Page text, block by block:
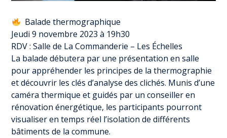
Balade thermographique
Jeudi 9 novembre 2023 à 19h30
RDV : Salle de La Commanderie – Les Échelles
La balade débutera par une présentation en salle
pour appréhender les principes de la thermographie
et découvrir les clés d’analyse des clichés. Munis d’une
caméra thermique et guidés par un conseiller en
rénovation énergétique, les participants pourront
visualiser en temps réel l’isolation de différents
bâtiments de la commune.